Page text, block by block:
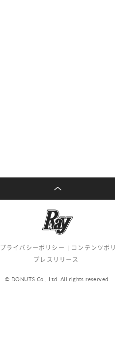
プライバシーポリシー コンテンツポ
プレスリリース
© DONUTS Co., Ltd. All rights reserved.